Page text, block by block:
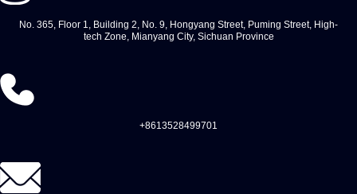
No. 365, Floor 1, Building 2, No. 9, Hongyang Street, Puming Street, High-
tech Zone, Mianyang City, Sichuan Province
+8613528499701